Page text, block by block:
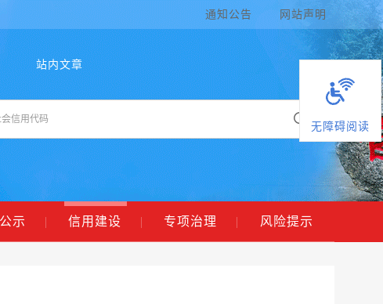
通知公告 网站声明
站内文章
无障碍阅读
示 | 信用建设 | 专项治理 | 风险提示